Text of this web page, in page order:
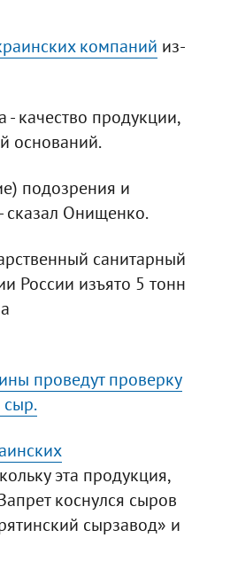
компаний из-
качество продукции,
оснований.
подозрения и
сказал Онищенко.
санитарный
России изъято 5 тонн
проведут проверку
сыр.
эта продукция,
коснулся сыров
сырзавод» и